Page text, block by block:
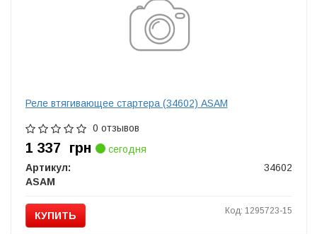
Реле втягивающее стартера (34602) ASAM
0 отзывов
1 337 грн
сегодня
Артикул:
34602
ASAM
КУПИТЬ Код: 1295723-15